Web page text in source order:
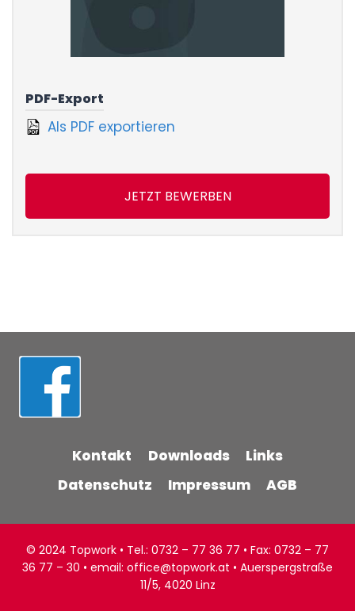
PDF-Export
Als PDF exportieren
JETZT BEWERBEN
Kontakt Downloads
Links
Datenschutz
Impressum AGB
© 2024 Topwork • Tel.: 0732 – 77 36 77 • Fax: 0732 – 77
36 77 – 30 • email: office@topwork.at • Auerspergstraße
11/5, 4020 Linz